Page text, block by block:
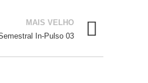
MAIS VELHO
In-Pulso 03